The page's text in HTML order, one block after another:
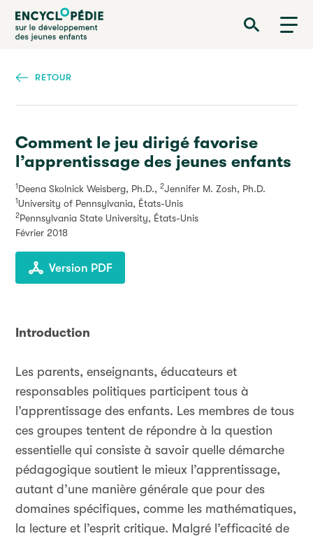
Aller
contenu
Encyclopédie sur le développement des jeunes enfants
RETOUR
Comment le jeu dirigé favorise
l’apprentissage des jeunes enfants
1 Deena Skolnick Weisberg, Ph.D., 2Jennifer M. Zosh, Ph.D.
1 University of Pennsylvania, États-Unis
2Pennsylvania State University, États-Unis
Février 2018
Version PDF
Introduction
Les parents, enseignants, éducateurs et
responsables politiques participent tous à
l’apprentissage des enfants. Les membres de tous
ces groupes tentent de répondre à la question
essentielle qui consiste à savoir quelle démarche
pédagogique soutient le mieux l’apprentissage,
autant d’une manière générale que pour des
domaines spécifiques, comme les mathématiques,
la lecture et l’esprit critique. Malgré l’efficacité de